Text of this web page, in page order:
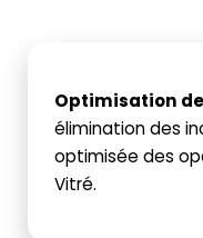
Optimisation
élimination des
optimisée des
Vitré.